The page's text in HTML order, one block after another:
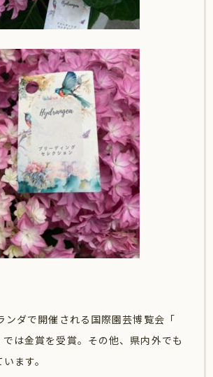
ンダで開催される国際園芸博覧会「
は金賞を受賞。その他、 県内外でも
ます。